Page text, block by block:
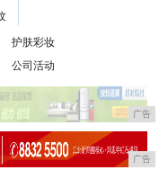
护肤彩妆
公司活动
广告
广告